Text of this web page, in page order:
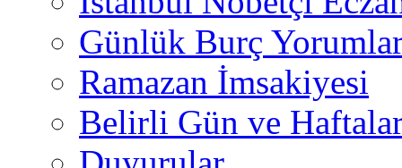
Günlük Burç
Ramazan İmsakiyesi
Belirli Gün ve